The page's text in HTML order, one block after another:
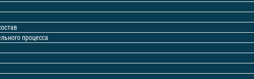
процесса